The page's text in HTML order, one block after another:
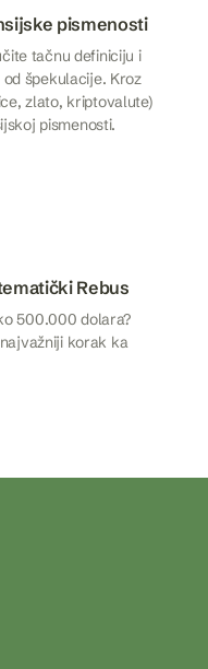
pismenosti
tačnu definiciju i
špekulacije. Kroz
zlato, kriptovalute)
pismenosti.
Rebus
500.000 dolara?
korak ka